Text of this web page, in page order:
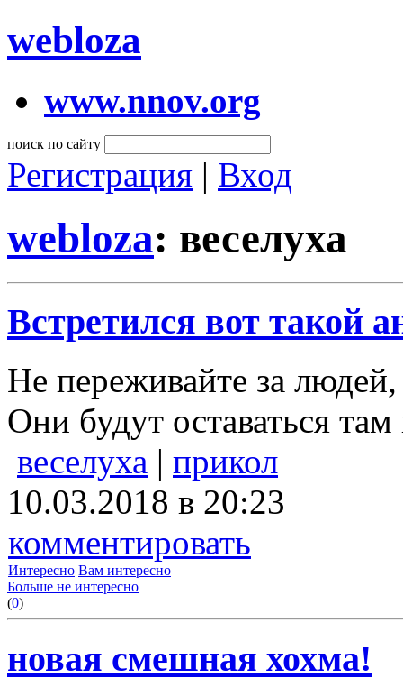
webloza
www.nnov.org
поиск по сайту
Регистрация | Вход
webloza: веселуха
Встретился вот такой
Не переживайте за
Они будут оставаться там
веселуха | прикол
10.03.2018 в 20:23
комментировать
Интересно Вам интересно
Больше не интересно
(0)
новая смешная хохма!